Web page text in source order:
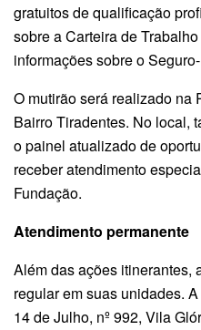
gratuitos de qualificação
sobre a Carteira de
informações sobre o
O mutirão será realizado na
Bairro Tiradentes. No local,
o painel atualizado de
receber atendimento
Fundação.
Atendimento permanente
Além das ações itinerantes,
regular em suas unidades.
14 de Julho, nº 992, Vila